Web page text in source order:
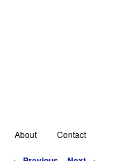
About Contact